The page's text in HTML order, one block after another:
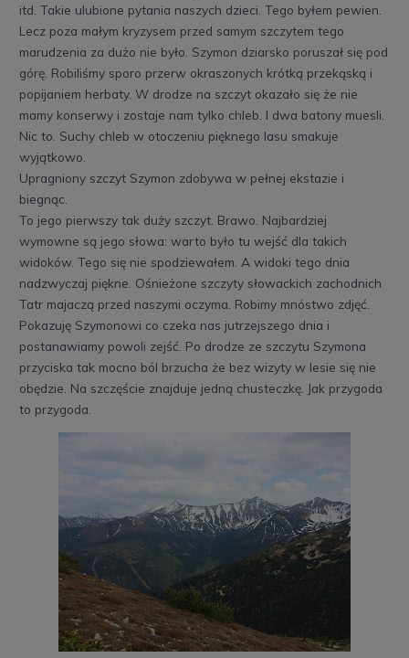
itd. Takie ulubione pytania naszych dzieci. Tego byłem pewien.
Lecz poza małym kryzysem przed samym szczytem tego
marudzenia za dużo nie było. Szymon dziarsko poruszał się pod
górę. Robiliśmy sporo przerw okraszonych krótką przekąską i
popijaniem herbaty. W drodze na szczyt okazało się że nie
mamy konserwy i zostaje nam tylko chleb. I dwa batony muesli.
Nic to. Suchy chleb w otoczeniu pięknego lasu smakuje
wyjątkowo.
Upragniony szczyt Szymon zdobywa w pełnej ekstazie i
biegnąc.
To jego pierwszy tak duży szczyt. Brawo. Najbardziej
wymowne są jego słowa: warto było tu wejść dla takich
widoków. Tego się nie spodziewałem. A widoki tego dnia
nadzwyczaj piękne. Ośnieżone szczyty słowackich zachodnich
Tatr majaczą przed naszymi oczyma. Robimy mnóstwo zdjęć.
Pokazuję Szymonowi co czeka nas jutrzejszego dnia i
postanawiamy powoli zejść. Po drodze ze szczytu Szymona
przyciska tak mocno ból brzucha że bez wizyty w lesie się nie
obędzie. Na szczęście znajduje jedną chusteczkę. Jak przygoda
to przygoda.